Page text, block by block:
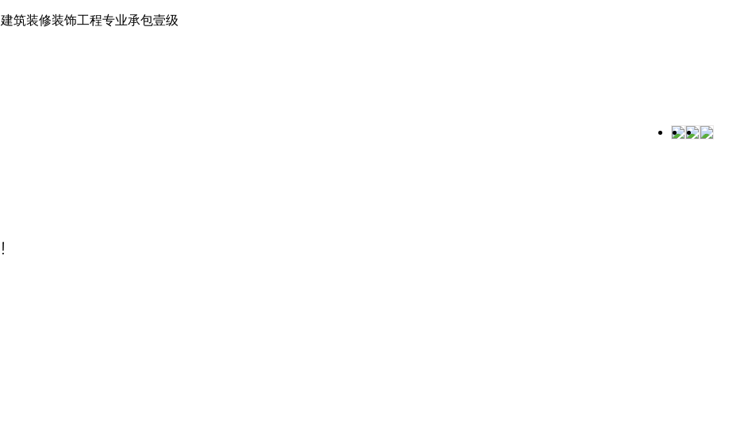
建筑装修装饰工程专业承包壹级